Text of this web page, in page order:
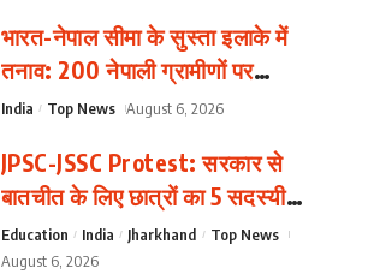
भारत-नेपाल सीमा के सुस्ता इलाके में
तनाव: 200 नेपाली ग्रामीणों पर
भारतीय क्षेत्र में घुसकर पथराव का
India Top News August 6, 2026
JPSC-JSSC Protest: सरकार से
बातचीत के लिए छात्रों का 5 सदस्यीय
प्रतिनिधिमंडल तैयार, CM हेमंत सोरेन
के सामने रखीं दो शर्तें
Education India Jharkhand
Top News
August 6, 2026